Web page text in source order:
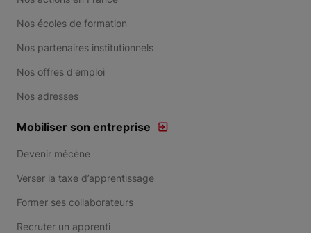
Nos écoles de formation
Nos partenaires institutionnels
Nos offres d'emploi
Nos adresses
Mobiliser son entreprise
Devenir mécène
Verser la taxe d’apprentissage
Former ses collaborateurs
Recruter un apprenti